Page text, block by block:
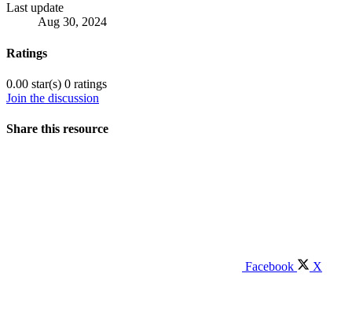
Last update
Aug 30, 2024
Ratings
0.00 star(s) 0 ratings
Join the discussion
Share this resource
Facebook X